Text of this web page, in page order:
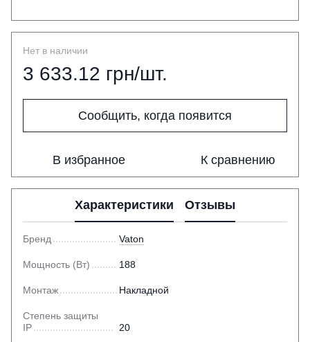
Нет в наличии
3 633.12 грн/шт.
Сообщить, когда появится
В избранное К сравнению
Характеристики Отзывы
Бренд Vaton
Мощность (Вт) 188
Монтаж Накладной
Степень защиты
IP
20